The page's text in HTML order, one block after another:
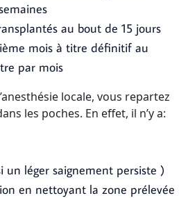
au bout de 15 jours
mois à titre définitif au
par mois
locale, vous repartez
les poches. En effet, il n’y a:
un léger saignement persiste )
en nettoyant la zone prélevée